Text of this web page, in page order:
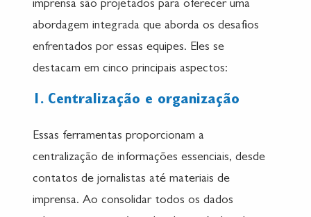
imprensa são projetados para oferecer uma
abordagem integrada que aborda os desafios
enfrentados por essas equipes. Eles se
destacam em cinco principais aspectos:
1. Centralização e organização
Essas ferramentas proporcionam a
centralização de informações essenciais, desde
contatos de jornalistas até materiais de
imprensa. Ao consolidar todos os dados